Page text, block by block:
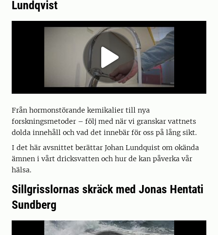
Lundqvist
Från hormonstörande kemikalier till nya
forskningsmetoder – följ med när vi granskar vattnets
dolda innehåll och vad det innebär för oss på lång sikt.
I det här avsnittet berättar Johan Lundquist om okända
ämnen i vårt dricksvatten och hur de kan påverka vår
hälsa.
Sillgrisslornas skräck med Jonas Hentati
Sundberg